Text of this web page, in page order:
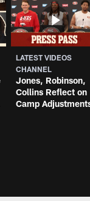
LATEST VIDEOS
CHANNEL
Jones, Robinson,
Collins Reflect on
Camp